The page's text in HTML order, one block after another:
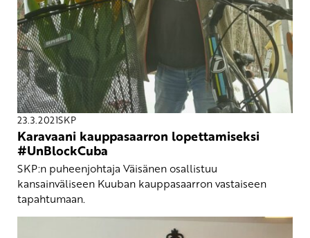
23.3.2021SKP
Karavaani kauppasaarron lopettamiseksi
#UnBlockCuba
SKP:n puheenjohtaja Väisänen osallistuu
kansainväliseen Kuuban kauppasaarron vastaiseen
tapahtumaan.